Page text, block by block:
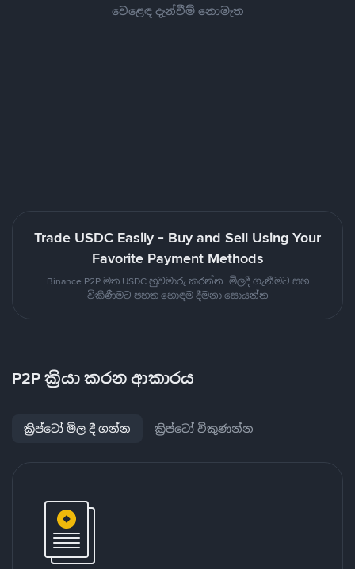
වෙළෙඳ දැන්වීම් නොමැත
Trade USDC Easily - Buy and Sell Using Your
Favorite Payment Methods
Binance P2P මත USDC හුවමාරු කරන්න. මිලදී ගැනීමට සහ
විකිණීමට පහත හොඳම දීමනා සොයන්න
P2P ක්‍රියා කරන ආකාරය
ක්‍රිප්ටෝ මිල දී ගන්න ක්‍රිප්ටෝ විකුණන්න